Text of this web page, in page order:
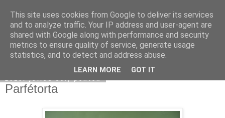
Moha Konyha
Parfétorta
This site uses cookies from Google to deliver its services
and to analyze traffic. Your IP address and user-agent are
shared with Google along with performance and security
metrics to ensure quality of service, generate usage
statistics, and to detect and address abuse.
LEARN MORE GOT IT